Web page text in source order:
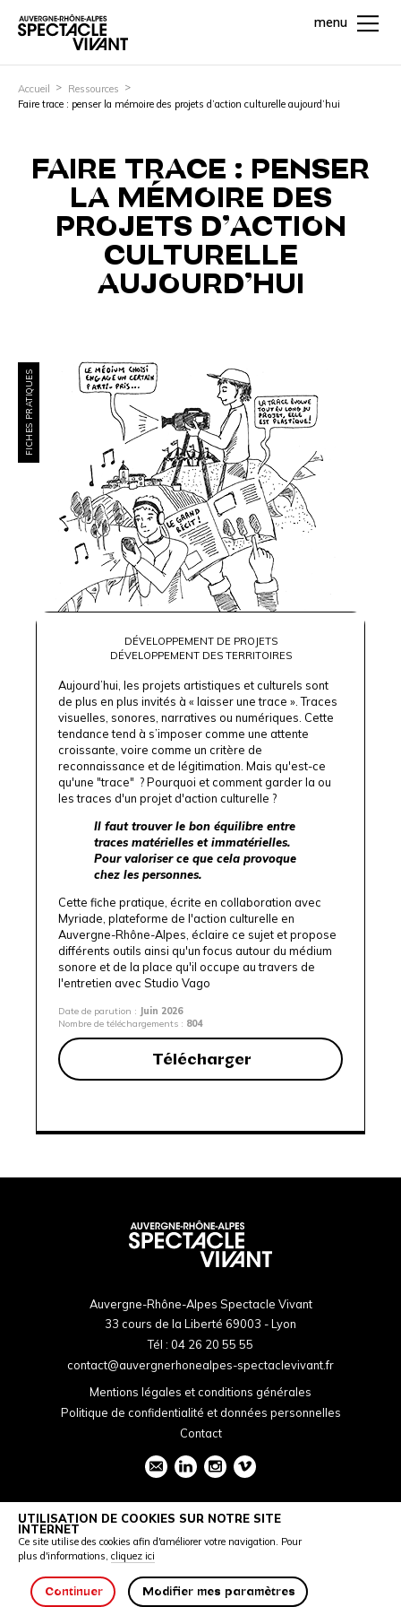
menu
Accueil
Ressources
Faire trace : penser la mémoire des projets d’action culturelle aujourd’hui
FAIRE TRACE : PENSER
LA MÉMOIRE DES
PROJETS D’ACTION
CULTURELLE
AUJOURD’HUI
FICHES PRATIQUES
DÉVELOPPEMENT DE PROJETS
DÉVELOPPEMENT DES TERRITOIRES
Aujourd’hui, les projets artistiques et culturels sont
de plus en plus invités à « laisser une trace ». Traces
visuelles, sonores, narratives ou numériques. Cette
tendance tend à s’imposer comme une attente
croissante, voire comme un critère de
reconnaissance et de légitimation. Mais qu'est-ce
qu'une "trace" ? Pourquoi et comment garder la ou
les traces d'un projet d'action culturelle ?
Il faut trouver le bon équilibre entre
traces matérielles et immatérielles.
Pour valoriser ce que cela provoque
chez les personnes.
Cette fiche pratique, écrite en collaboration avec
Myriade, plateforme de l'action culturelle en
Auvergne-Rhône-Alpes , éclaire ce sujet et propose
différents outils ainsi qu'un focus autour du médium
sonore et de la place qu'il occupe au travers de
l'entretien avec Studio Vago
Date de parution : Juin 2026
Nombre de téléchargements : 804
Télécharger
Auvergne-Rhône-Alpes Spectacle Vivant
33 cours de la Liberté 69003 - Lyon
Tél : 04 26 20 55 55
contact@auvergnerhonealpes-spectaclevivant.fr
Mentions légales et conditions générales
Politique de confidentialité et données personnelles
Contact
UTILISATION DE COOKIES SUR NOTRE SITE
INTERNET
Ce site utilise des cookies afin d'améliorer votre navigation. Pour
plus d'informations, cliquez ici
Continuer Modifier mes paramètres